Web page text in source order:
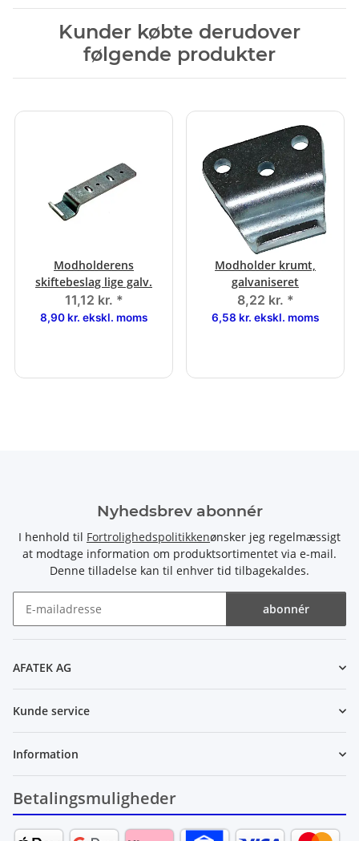
Kunder købte derudover
følgende produkter
Modholderens
skiftebeslag lige galv.
11,12 kr. *
8,90 kr. ekskl. moms
Modholder krumt,
galvaniseret
8,22 kr. *
6,58 kr. ekskl. moms
Nyhedsbrev abonnér
I henhold til Fortrolighedspolitikkenønsker jeg regelmæssigt
at modtage information om produktsortimentet via e-mail.
Denne tilladelse kan til enhver tid tilbagekaldes.
abonnér
AFATEK AG
Kunde service
Information
Betalingsmuligheder